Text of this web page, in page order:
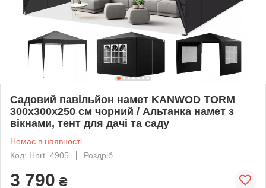
Садовий павільйон намет KANWOD TORM
300x300x250 см чорний / Альтанка намет з
вікнами, тент для дачі та саду
Немає в наявності
Код: Hnrt_4905
Роздріб
3 790 ₴